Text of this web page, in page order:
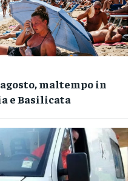
maltempo in
e Basilicata